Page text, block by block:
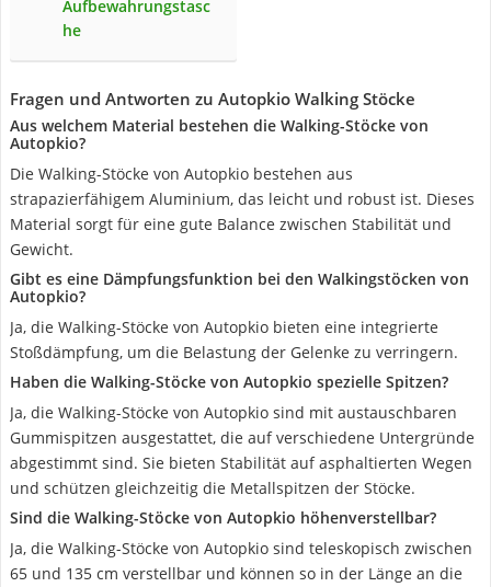
Aufbewahrungstasc
he
Fragen und Antworten zu Autopkio Walking Stöcke
Aus welchem Material bestehen die Walking-Stöcke von
Autopkio?
Die Walking-Stöcke von Autopkio bestehen aus
strapazierfähigem Aluminium, das leicht und robust ist. Dieses
Material sorgt für eine gute Balance zwischen Stabilität und
Gewicht.
Gibt es eine Dämpfungsfunktion bei den Walkingstöcken von
Autopkio?
Ja, die Walking-Stöcke von Autopkio bieten eine integrierte
Stoßdämpfung, um die Belastung der Gelenke zu verringern.
Haben die Walking-Stöcke von Autopkio spezielle Spitzen?
Ja, die Walking-Stöcke von Autopkio sind mit austauschbaren
Gummispitzen ausgestattet, die auf verschiedene Untergründe
abgestimmt sind. Sie bieten Stabilität auf asphaltierten Wegen
und schützen gleichzeitig die Metallspitzen der Stöcke.
Sind die Walking-Stöcke von Autopkio höhenverstellbar?
Ja, die Walking-Stöcke von Autopkio sind teleskopisch zwischen
65 und 135 cm verstellbar und können so in der Länge an die